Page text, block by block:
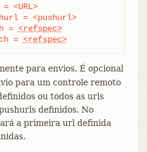
=
<refspec>
=
<refspec>
para envios. É opcional
para um controle remoto
ou todos as urls
definidos. No
a primeira url definida